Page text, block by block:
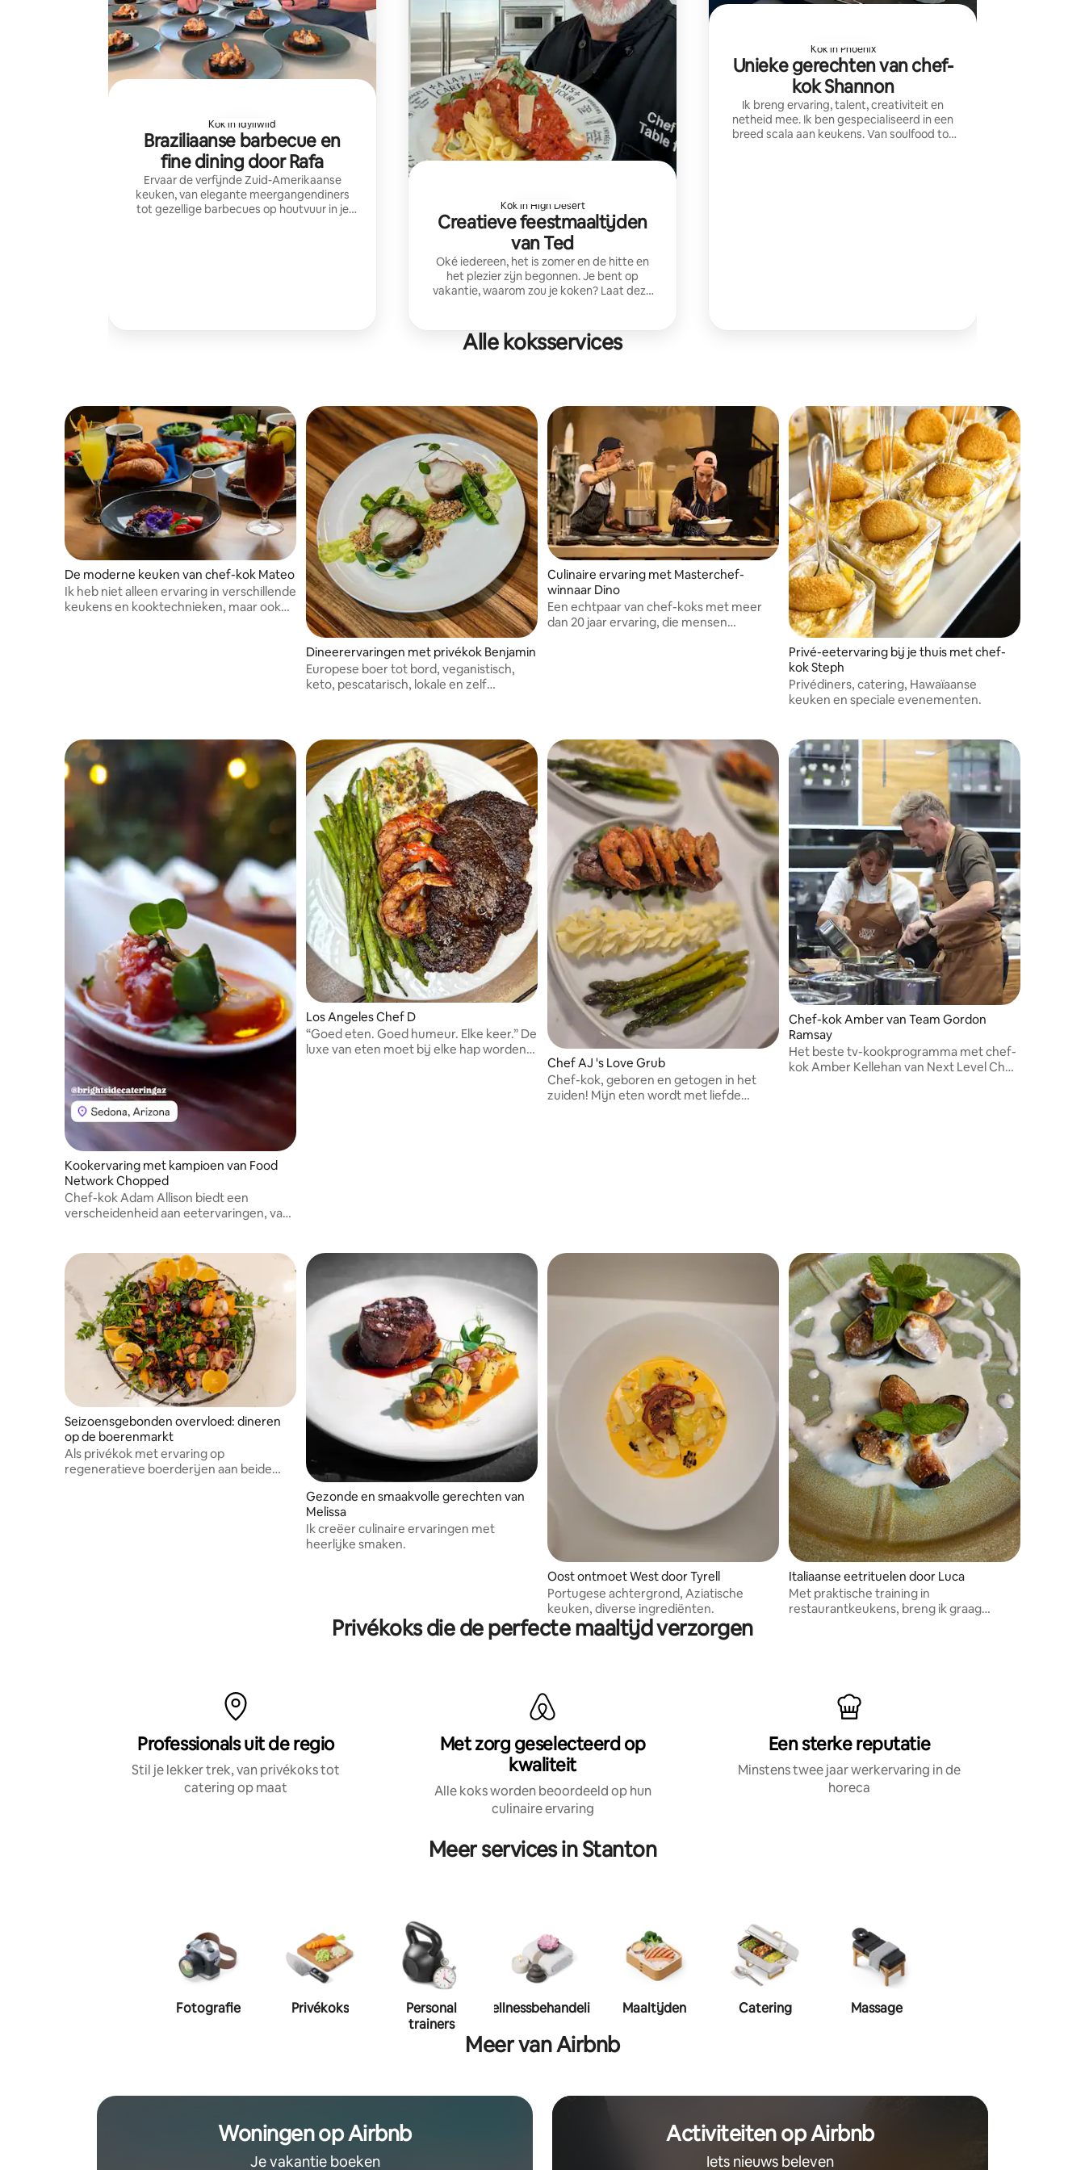
Kok in Idyllwild
Braziliaanse barbecue en
fine dining door Rafa
Ervaar de verfijnde Zuid-Amerikaanse
keuken, van elegante meergangendiners
tot gezellige barbecues op houtvuur in je
Kok in High Desert
Creatieve feestmaaltijden
van Ted
Oké iedereen, het is zomer en de hitte en
het plezier zijn begonnen. Je bent op
vakantie, waarom zou je koken? Laat deze
voor 10 personen boekt
Kok in Phoenix
Unieke gerechten van chef-
kok Shannon
Ik breng ervaring, talent, creativiteit en
netheid mee. Ik ben gespecialiseerd in een
breed scala aan keukens. Van soulfood tot
Alle koksservices
De moderne keuken van chef-kok Mateo
Ik heb niet alleen ervaring in verschillende
keukens en kooktechnieken, maar ook
Dineerervaringen met privékok Benjamin
Europese boer tot bord, veganistisch,
keto, pescatarisch, lokale en zelf
Culinaire ervaring met Masterchef-
winnaar Dino
Een echtpaar van chef-koks met meer
dan 20 jaar ervaring, die mensen
Privé-eetervaring bij je thuis met chef-
kok Steph
Privédiners, catering, Hawaïaanse
keuken en speciale evenementen.
Kookervaring met kampioen van Food
Network Chopped
Chef-kok Adam Allison biedt een
verscheidenheid aan eetervaringen, van
Los Angeles Chef D
“Goed eten. Goed humeur. Elke keer.” De
luxe van eten moet bij elke hap worden
Chef AJ 's Love Grub
Chef-kok, geboren en getogen in het
zuiden! Mijn eten wordt met liefde
Chef-kok Amber van Team Gordon
Ramsay
Het beste tv-kookprogramma met chef-
kok Amber Kellehan van Next Level Chef,
Seizoensgebonden overvloed: dineren
op de boerenmarkt
Als privékok met ervaring op
regeneratieve boerderijen aan beide
Gezonde en smaakvolle gerechten van
Melissa
Ik creëer culinaire ervaringen met
heerlijke smaken.
Oost ontmoet West door Tyrell
Portugese achtergrond, Aziatische
keuken, diverse ingrediënten.
Italiaanse eetrituelen door Luca
Met praktische training in
restaurantkeukens, breng ik graag
Privékoks die de perfecte maaltijd verzorgen
Professionals uit de regio
Stil je lekker trek, van privékoks tot
catering op maat
Met zorg geselecteerd op
kwaliteit
Alle koks worden beoordeeld op hun
culinaire ervaring
Een sterke reputatie
Minstens twee jaar werkervaring in de
horeca
Meer services in Stanton
Fotografie Privékoks
Personal
trainers
Wellnessbehandeling Maaltijden Catering Massage
Meer van Airbnb
Woningen op Airbnb
Je vakantie boeken
Activiteiten op Airbnb
Iets nieuws beleven